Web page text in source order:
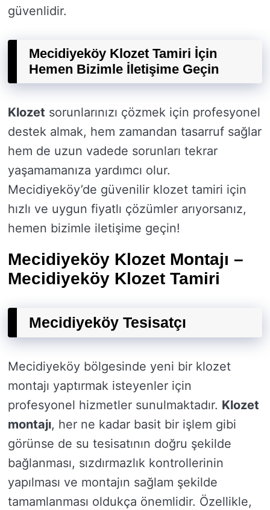
güvenlidir.
Mecidiyeköy Klozet Tamiri İçin
Hemen Bizimle İletişime Geçin
Klozet sorunlarınızı çözmek için profesyonel
destek almak, hem zamandan tasarruf sağlar
hem de uzun vadede sorunları tekrar
yaşamamanıza yardımcı olur.
Mecidiyeköy’de güvenilir klozet tamiri için
hızlı ve uygun fiyatlı çözümler arıyorsanız,
hemen bizimle iletişime geçin!
Mecidiyeköy Klozet Montajı –
Mecidiyeköy Klozet Tamiri
Mecidiyeköy Tesisatçı
Mecidiyeköy bölgesinde yeni bir klozet
montajı yaptırmak isteyenler için
profesyonel hizmetler sunulmaktadır. Klozet
montajı, her ne kadar basit bir işlem gibi
görünse de su tesisatının doğru şekilde
bağlanması, sızdırmazlık kontrollerinin
yapılması ve montajın sağlam şekilde
tamamlanması oldukça önemlidir. Özellikle,